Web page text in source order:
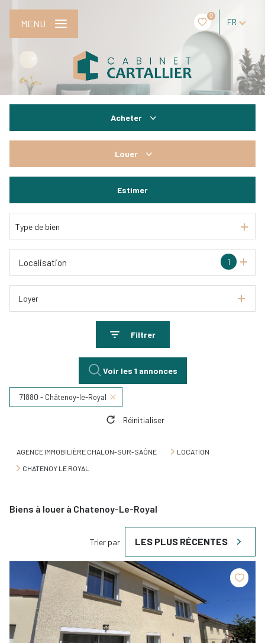
0
FR
MENU
Acheter
Louer
Estimer
Type de bien
1
Localisation
Loyer
Filtrer
Voir les 1 annonces
71880 - Châtenoy-le-Royal
Réinitialiser
AGENCE IMMOBILIÈRE CHALON-SUR-SAÔNE
LOCATION
CHATENOY LE ROYAL
Biens à louer à Chatenoy-Le-Royal
Trier par LES PLUS RÉCENTES